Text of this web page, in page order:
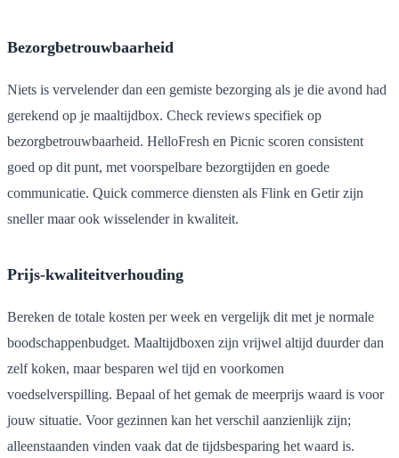
Bezorgbetrouwbaarheid
Niets is vervelender dan een gemiste bezorging als je die avond had
gerekend op je maaltijdbox. Check reviews specifiek op
bezorgbetrouwbaarheid. HelloFresh en Picnic scoren consistent
goed op dit punt, met voorspelbare bezorgtijden en goede
communicatie. Quick commerce diensten als Flink en Getir zijn
sneller maar ook wisselender in kwaliteit.
Prijs-kwaliteitverhouding
Bereken de totale kosten per week en vergelijk dit met je normale
boodschappenbudget. Maaltijdboxen zijn vrijwel altijd duurder dan
zelf koken, maar besparen wel tijd en voorkomen
voedselverspilling. Bepaal of het gemak de meerprijs waard is voor
jouw situatie. Voor gezinnen kan het verschil aanzienlijk zijn;
alleenstaanden vinden vaak dat de tijdsbesparing het waard is.